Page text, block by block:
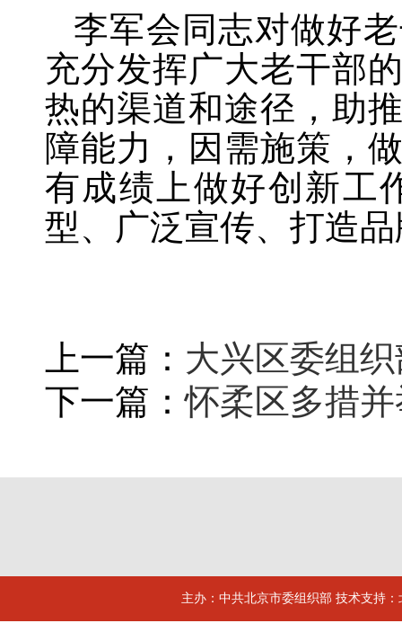
李军会同志对做好
充分发挥广大老干部
热的渠道和途径，助
障能力，因需施策，
有成绩上做好创新工
型、广泛宣传、打造
上一篇： 大兴区委组
下一篇：怀柔区多措
主办：中共北京市委组织部 技术支持